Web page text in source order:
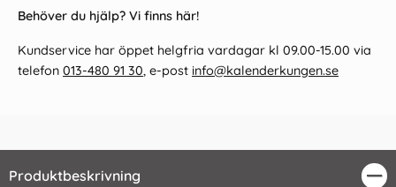
Behöver du hjälp? Vi finns här!
Kundservice har öppet helgfria vardagar kl 09.00-15.00 via
telefon 013-480 91 30, e-post info@kalenderkungen.se
Produktbeskrivning